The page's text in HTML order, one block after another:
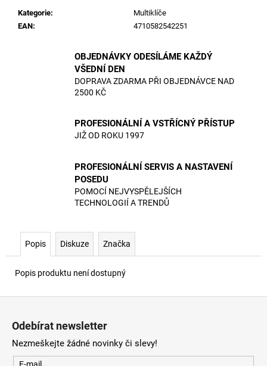
Kategorie:
Multiklíče
EAN: 4710582542251
OBJEDNÁVKY ODESÍLÁME KAŽDÝ
VŠEDNÍ DEN
DOPRAVA ZDARMA PŘI OBJEDNÁVCE NAD
2500 KČ
PROFESIONÁLNÍ A VSTŘÍCNÝ PŘÍSTUP
JIŽ OD ROKU 1997
PROFESIONÁLNÍ SERVIS A NASTAVENÍ
POSEDU
POMOCÍ NEJVYSPĚLEJŠÍCH
TECHNOLOGIÍ A TRENDŮ
Popis Diskuze Značka
Popis produktu není dostupný
Odebírat newsletter
Nezmeškejte žádné novinky či slevy!